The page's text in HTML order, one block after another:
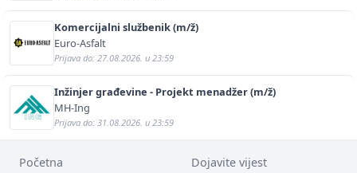
Komercijalni službenik (m/ž)
Euro-Asfalt
Prijava do: 27.08.2026. u 23:59
Inžinjer građevine - Projekt menadžer (m/ž)
MH-Ing
Prijava do: 31.08.2026. u 23:59
Početna Dojavite vijest